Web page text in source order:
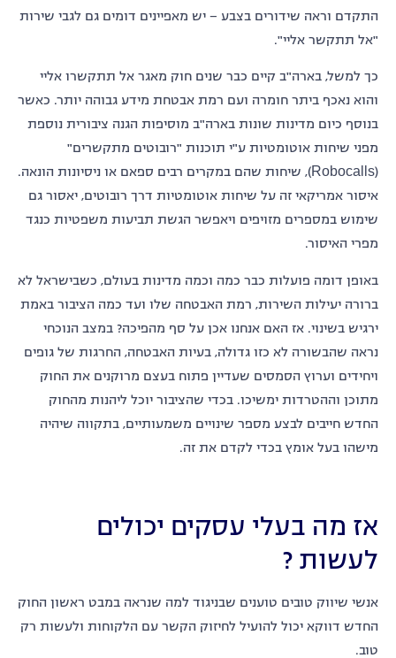
התקדם וראה שידורים בצבע – יש מאפיינים דומים גם לגבי שירות
"אל תתקשר אליי".
כך למשל, בארה"ב קיים כבר שנים חוק מאגר אל תתקשרו אליי
והוא נאכף ביתר חומרה ועם רמת אבטחת מידע גבוהה יותר. כאשר
בנוסף כיום מדינות שונות בארה"ב מוסיפות הגנה ציבורית נוספת
מפני שיחות אוטומטיות ע"י תוכנות "רובוטים מתקשרים"
(Robocalls), שיחות שהם במקרים רבים ספאם או ניסיונות הונאה.
איסור אמריקאי זה על שיחות אוטומטיות דרך רובוטים, יאסור גם
שימוש במספרים מזויפים ויאפשר הגשת תביעות משפטיות כנגד
מפרי האיסור.
באופן דומה פועלות כבר כמה וכמה מדינות בעולם, כשבישראל לא
ברורה יעילות השירות, רמת האבטחה שלו ועד כמה הציבור באמת
ירגיש בשינוי. אז האם אנחנו אכן על סף מהפיכה? במצב הנוכחי
נראה שהבשורה לא כזו גדולה, בעיות האבטחה, החרגות של גופים
ויחידים וערוץ הסמסים שעדיין פתוח בעצם מרוקנים את החוק
מתוכן וההטרדות ימשיכו. בכדי שהציבור יוכל ליהנות מהחוק
החדש חייבים לבצע מספר שינויים משמעותיים, בתקווה שיהיה
מישהו בעל אומץ בכדי לקדם את זה.
אז מה בעלי עסקים יכולים
לעשות ?
אנשי שיווק טובים טוענים שבניגוד למה שנראה במבט ראשון החוק
החדש דווקא יכול להועיל לחיזוק הקשר עם הלקוחות ולעשות רק
טוב.